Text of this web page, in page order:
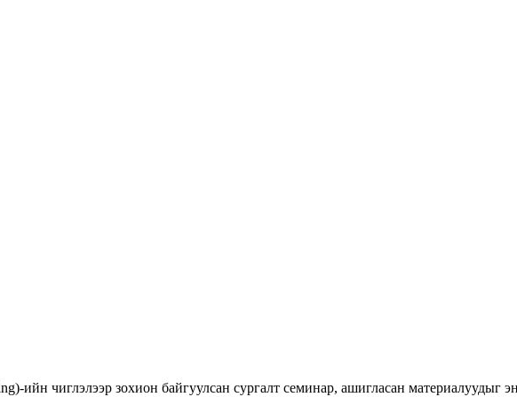
ийн чиглэлээр зохион байгуулсан сургалт семинар, ашигласан материалуудыг